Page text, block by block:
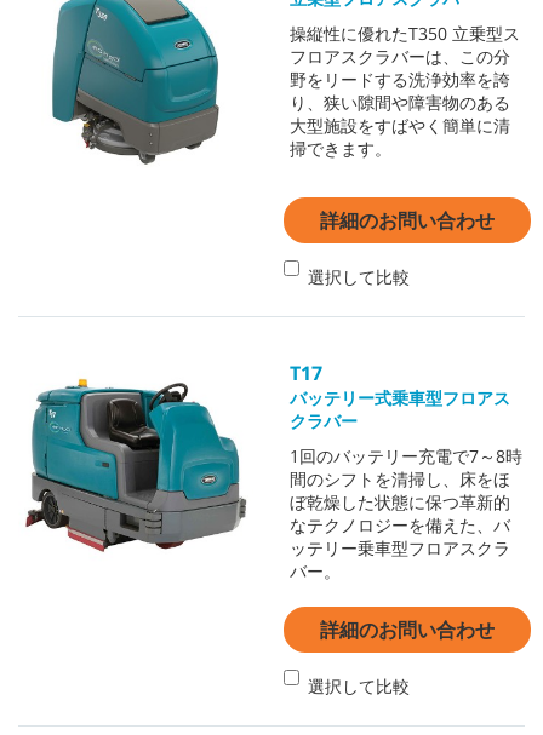
操縦性に優れたT350 立乗型ス
フロアスクラバーは、この分
野をリードする洗浄効率を誇
り、狭い隙間や障害物のある
大型施設をすばやく簡単に清
掃できます。
詳細のお問い合わせ
選択して比較
T17
バッテリー式乗車型フロアス
クラバー
1回のバッテリー充電で7～8時
間のシフトを清掃し、床をほ
ぼ乾燥した状態に保つ革新的
なテクノロジーを備えた、バ
ッテリー乗車型フロアスクラ
バー。
詳細のお問い合わせ
選択して比較